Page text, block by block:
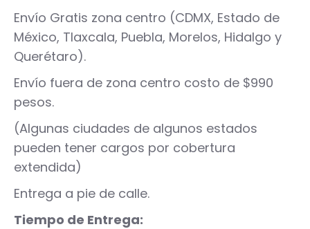
Envío Gratis zona centro (CDMX, Estado de
México, Tlaxcala, Puebla, Morelos, Hidalgo y
Querétaro).
Envío fuera de zona centro costo de $990
pesos.
(Algunas ciudades de algunos estados
pueden tener cargos por cobertura
extendida)
Entrega a pie de calle.
Tiempo de Entrega: